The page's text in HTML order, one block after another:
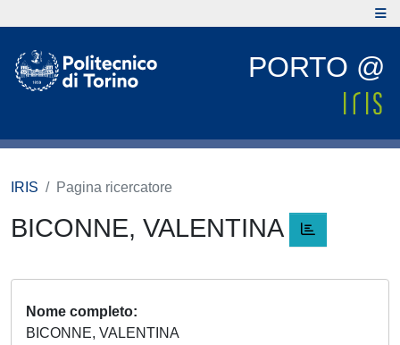
PORTO @
IRIS Pagina ricercatore
BICONNE, VALENTINA
Nome completo
BICONNE, VALENTINA